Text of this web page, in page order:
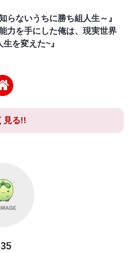
らないうちに勝ち組人生～』
力を手にした俺は、現実世界
を変えた~』
見る!!